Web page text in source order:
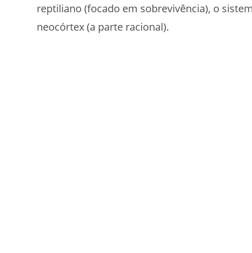
reptiliano (focado em sobrevivência), o
neocórtex (a parte racional).